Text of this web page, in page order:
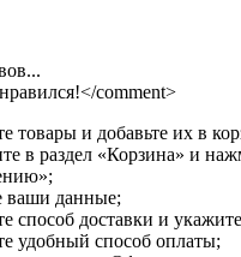
comment>
товары и добавьте их в
в раздел «Корзина» и
ваши данные;
способ доставки и
удобный способ оплаты;